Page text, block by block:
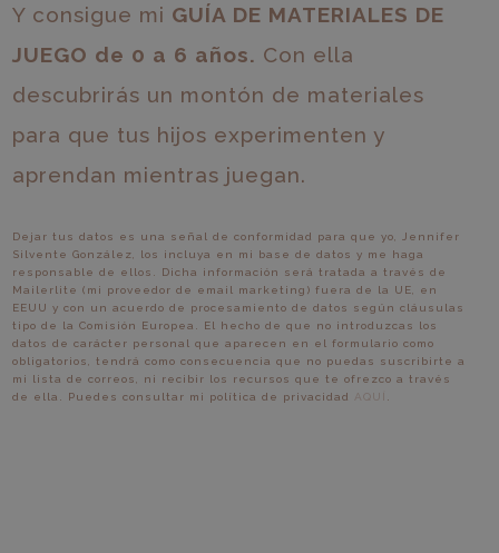
Y consigue mi GUÍA DE MATERIALES DE
JUEGO de 0 a 6 años. Con ella
descubrirás un montón de materiales
para que tus hijos experimenten y
aprendan mientras juegan.
Dejar tus datos es una señal de conformidad para que yo, Jennifer
Silvente González, los incluya en mi base de datos y me haga
responsable de ellos. Dicha información será tratada a través de
Mailerlite (mi proveedor de email marketing) fuera de la UE, en
EEUU y con un acuerdo de procesamiento de datos según cláusulas
tipo de la Comisión Europea. El hecho de que no introduzcas los
datos de carácter personal que aparecen en el formulario como
obligatorios, tendrá como consecuencia que no puedas suscribirte a
mi lista de correos, ni recibir los recursos que te ofrezco a través
de ella. Puedes consultar mi política de privacidad
AQUÍ